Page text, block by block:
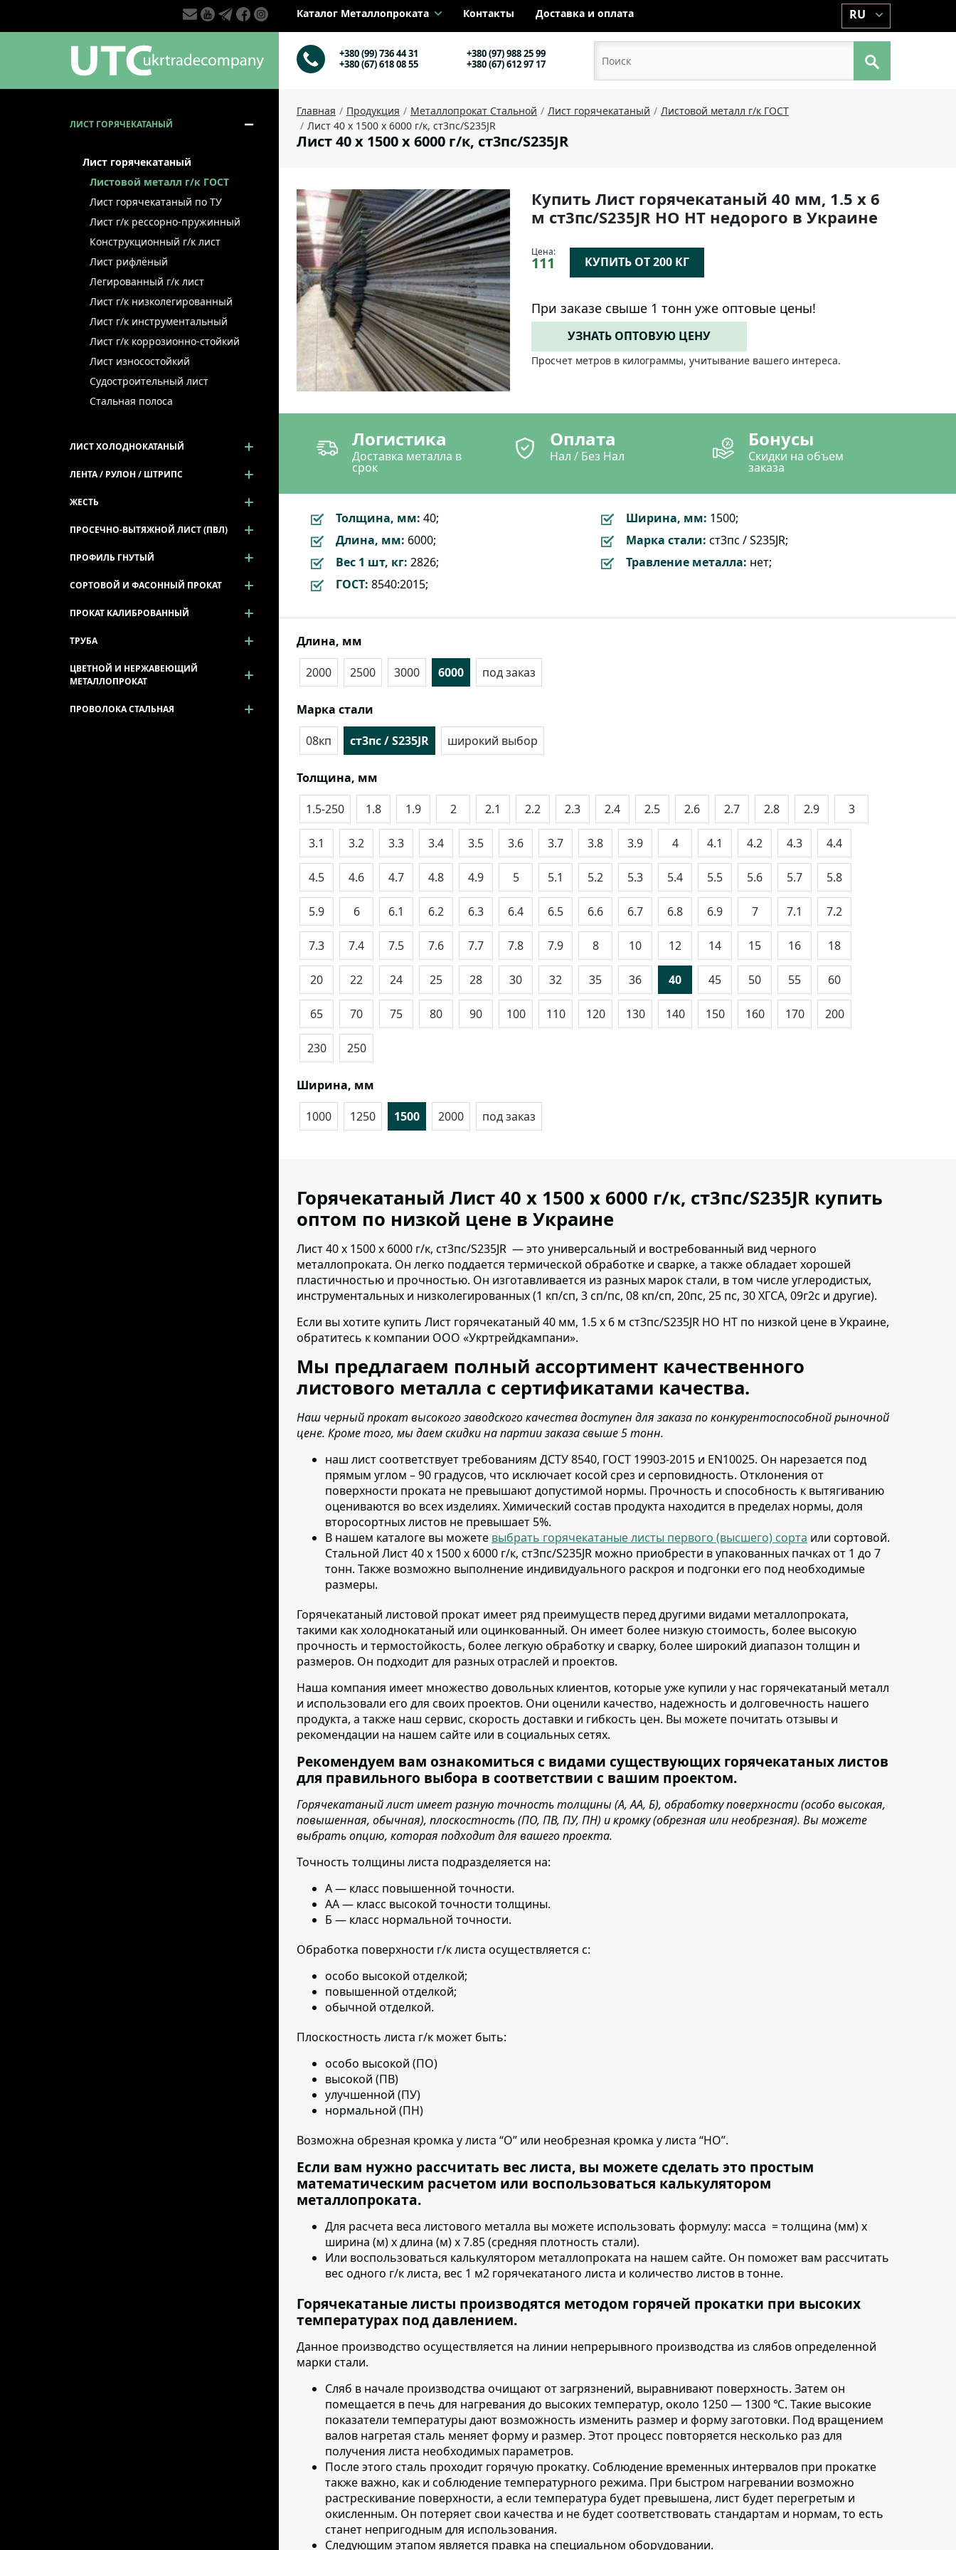
Каталог Металлопроката Контакты Доставка и оплата RU
+380 (99) 736 44 31
+380 (97) 988 25 99
+380 (67) 618 08 55
+380 (67) 612 97 17
Главная Продукция Металлопрокат Стальной Лист горячекатаный
Листовой металл г/к ГОСТ
Лист 40 х 1500 х 6000 г/к, ст3пс/S235JR
Лист 40 х 1500 х 6000 г/к, ст3пс/S235JR
Купить Лист горячекатаный 40 мм, 1.5 х 6
м ст3пс/S235JR НО НТ недорого в Украине
Цена:
111 КУПИТЬ ОТ 200 КГ
При заказе свыше 1 тонн уже оптовые цены!
УЗНАТЬ ОПТОВУЮ ЦЕНУ
Просчет метров в килограммы, учитывание вашего интереса.
Логистика
Доставка металла в
срок
Оплата
Нал / Без Нал
Бонусы
Скидки на объем
заказа
Толщина, мм: 40; Ширина, мм: 1500;
Длина, мм: 6000; Марка стали: ст3пс / S235JR;
Вес 1 шт, кг: 2826; Травление металла: нет;
ГОСТ: 8540:2015;
Длина, мм
2000
2500 3000 6000 под заказ
Марка стали
08кп
ст3пс / S235JR широкий выбор
Толщина, мм
1.5-250
1.8 1.9 2 2.1 2.2 2.3 2.4 2.5 2.6 2.7 2.8 2.9 3
3.1 3.2 3.3 3.4 3.5 3.6 3.7 3.8 3.9 4 4.1 4.2 4.3 4.4
4.5 4.6 4.7 4.8 4.9 5 5.1 5.2 5.3 5.4 5.5 5.6 5.7 5.8
5.9 6 6.1 6.2 6.3 6.4 6.5 6.6 6.7 6.8 6.9 7 7.1 7.2
7.3 7.4 7.5 7.6 7.7 7.8 7.9 8 10 12 14 15 16 18
20 22 24 25 28 30 32 35 36 40 45 50 55 60
65 70 75 80 90 100 110 120 130 140 150 160 170 200
230 250
Ширина, мм
1000
1250 1500 2000 под заказ
Горячекатаный Лист 40 х 1500 х 6000 г/к, ст3пс/S235JR купить
оптом по низкой цене в Украине
Лист 40 х 1500 х 6000 г/к, ст3пс/S235JR — это универсальный и востребованный вид черного
металлопроката. Он легко поддается термической обработке и сварке, а также обладает хорошей
пластичностью и прочностью. Он изготавливается из разных марок стали, в том числе углеродистых,
инструментальных и низколегированных (1 кп/сп, 3 сп/пс, 08 кп/сп, 20пс, 25 пс, 30 ХГСА, 09г2с и другие).
Если вы хотите купить Лист горячекатаный 40 мм, 1.5 х 6 м ст3пс/S235JR НО НТ по низкой цене в Украине,
обратитесь к компании ООО «Укртрейдкампани».
Мы предлагаем полный ассортимент качественного
листового металла с сертификатами качества.
Наш черный прокат высокого заводского качества доступен для заказа по конкурентоспособной рыночной
цене. Кроме того, мы даем скидки на партии заказа свыше 5 тонн.
наш лист соответствует требованиям ДСТУ 8540, ГОСТ 19903-2015 и EN10025. Он нарезается под
прямым углом – 90 градусов, что исключает косой срез и серповидность. Отклонения от
поверхности проката не превышают допустимой нормы. Прочность и способность к вытягиванию
оцениваются во всех изделиях. Химический состав продукта находится в пределах нормы, доля
второсортных листов не превышает 5%.
В нашем каталоге вы можете выбрать горячекатаные листы первого (высшего) сорта или сортовой.
Стальной Лист 40 х 1500 х 6000 г/к, ст3пс/S235JR можно приобрести в упакованных пачках от 1 до 7
тонн. Также возможно выполнение индивидуального раскроя и подгонки его под необходимые
размеры.
Горячекатаный листовой прокат имеет ряд преимуществ перед другими видами металлопроката,
такими как холоднокатаный или оцинкованный. Он имеет более низкую стоимость, более высокую
прочность и термостойкость, более легкую обработку и сварку, более широкий диапазон толщин и
размеров. Он подходит для разных отраслей и проектов.
Наша компания имеет множество довольных клиентов, которые уже купили у нас горячекатаный металл
и использовали его для своих проектов. Они оценили качество, надежность и долговечность нашего
продукта, а также наш сервис, скорость доставки и гибкость цен. Вы можете почитать отзывы и
рекомендации на нашем сайте или в социальных сетях.
Рекомендуем вам ознакомиться с видами существующих горячекатаных листов
для правильного выбора в соответствии с вашим проектом.
Горячекатаный лист имеет разную точность толщины (А, АА, Б), обработку поверхности (особо высокая,
повышенная, обычная), плоскостность (ПО, ПВ, ПУ, ПН) и кромку (обрезная или необрезная). Вы можете
выбрать опцию, которая подходит для вашего проекта.
Точность толщины листа подразделяется на:
А — класс повышенной точности.
АА — класс высокой точности толщины.
Б — класс нормальной точности.
Обработка поверхности г/к листа осуществляется с:
особо высокой отделкой;
повышенной отделкой;
обычной отделкой.
Плоскостность листа г/к может быть:
особо высокой (ПО)
высокой (ПВ)
улучшенной (ПУ)
нормальной (ПН)
Возможна обрезная кромка у листа “О” или необрезная кромка у листа “НО”.
Если вам нужно рассчитать вес листа, вы можете сделать это простым
математическим расчетом или воспользоваться калькулятором
металлопроката.
Для расчета веса листового металла вы можете использовать формулу: масса = толщина (мм) х
ширина (м) х длина (м) х 7.85 (средняя плотность стали).
Или воспользоваться калькулятором металлопроката на нашем сайте. Он поможет вам рассчитать
вес одного г/к листа, вес 1 м2 горячекатаного листа и количество листов в тонне.
Горячекатаные листы производятся методом горячей прокатки при высоких
температурах под давлением.
Данное производство осуществляется на линии непрерывного производства из слябов определенной
марки стали.
Сляб в начале производства очищают от загрязнений, выравнивают поверхность. Затем он
помещается в печь для нагревания до высоких температур, около 1250 — 1300 ℃. Такие высокие
показатели температуры дают возможность изменить размер и форму заготовки. Под вращением
валов нагретая сталь меняет форму и размер. Этот процесс повторяется несколько раз для
получения листа необходимых параметров.
После этого сталь проходит горячую прокатку. Соблюдение временных интервалов при прокатке
также важно, как и соблюдение температурного режима. При быстром нагревании возможно
растрескивание поверхности, а если температура будет превышена, лист будет перегретым и
окисленным. Он потеряет свои качества и не будет соответствовать стандартам и нормам, то есть
станет непригодным для использования.
Следующим этапом является правка на специальном оборудовании.
ЛИСТ ГОРЯЧЕКАТАНЫЙ
Лист горячекатаный
Листовой металл г/к ГОСТ
Лист горячекатаный по ТУ
Лист г/к рессорно-пружинный
Конструкционный г/к лист
Лист рифлёный
Легированный г/к лист
Лист г/к низколегированный
Лист г/к инструментальный
Лист г/к коррозионно-стойкий
Лист износостойкий
Судостроительный лист
Стальная полоса
ЛИСТ ХОЛОДНОКАТАНЫЙ
ЛЕНТА / РУЛОН / ШТРИПС
ЖЕСТЬ
ПРОСЕЧНО-ВЫТЯЖНОЙ ЛИСТ (ПВЛ)
ПРОФИЛЬ ГНУТЫЙ
СОРТОВОЙ И ФАСОННЫЙ ПРОКАТ
ПРОКАТ КАЛИБРОВАННЫЙ
ТРУБА
ЦВЕТНОЙ И НЕРЖАВЕЮЩИЙ
МЕТАЛЛОПРОКАТ
ПРОВОЛОКА СТАЛЬНАЯ